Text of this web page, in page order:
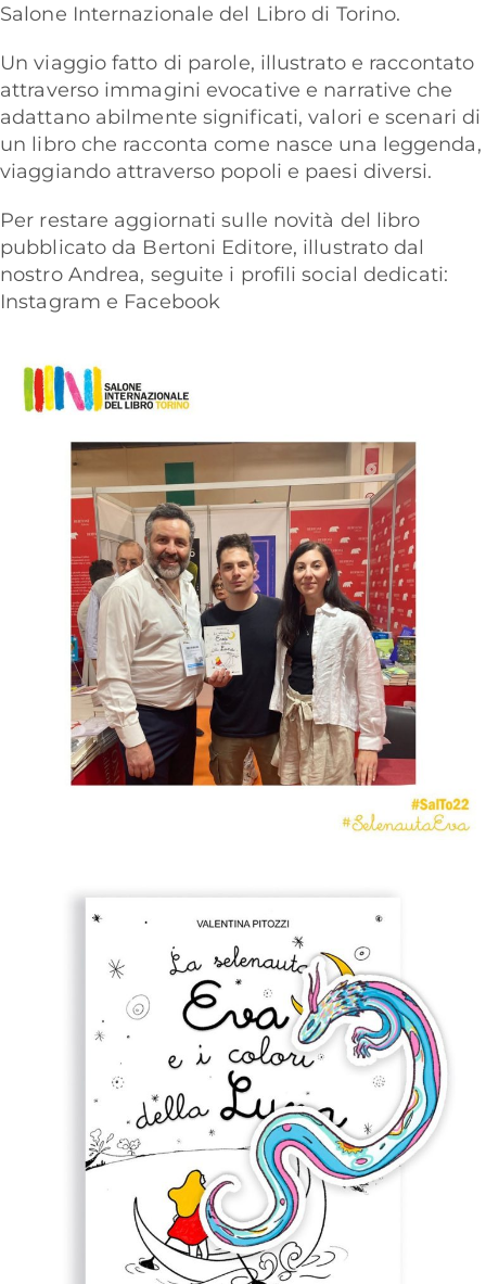
Salone Internazionale del Libro di Torino.
Un viaggio fatto di parole, illustrato e raccontato
attraverso immagini evocative e narrative che
adattano abilmente significati, valori e scenari di
un libro che racconta come nasce una leggenda,
viaggiando attraverso popoli e paesi diversi.
Per restare aggiornati sulle novità del libro
pubblicato da Bertoni Editore, illustrato dal
nostro Andrea, seguite i profili social dedicati:
Instagram e Facebook